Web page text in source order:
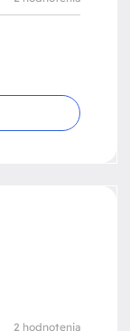
2 hodnotenia